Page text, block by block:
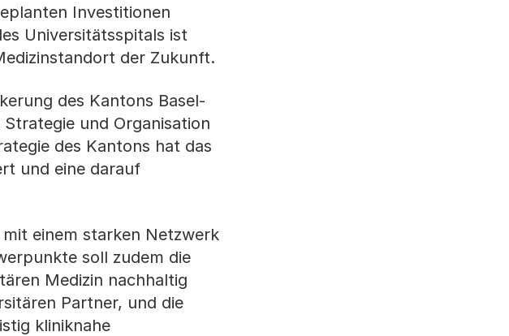
Investitionen
Universitätsspitals ist
der Zukunft.
des Kantons Basel-
und Organisation
des Kantons hat das
und eine darauf
einem starken Netzwerk
soll zudem die
Medizin nachhaltig
Partner, und die
kliniknahe